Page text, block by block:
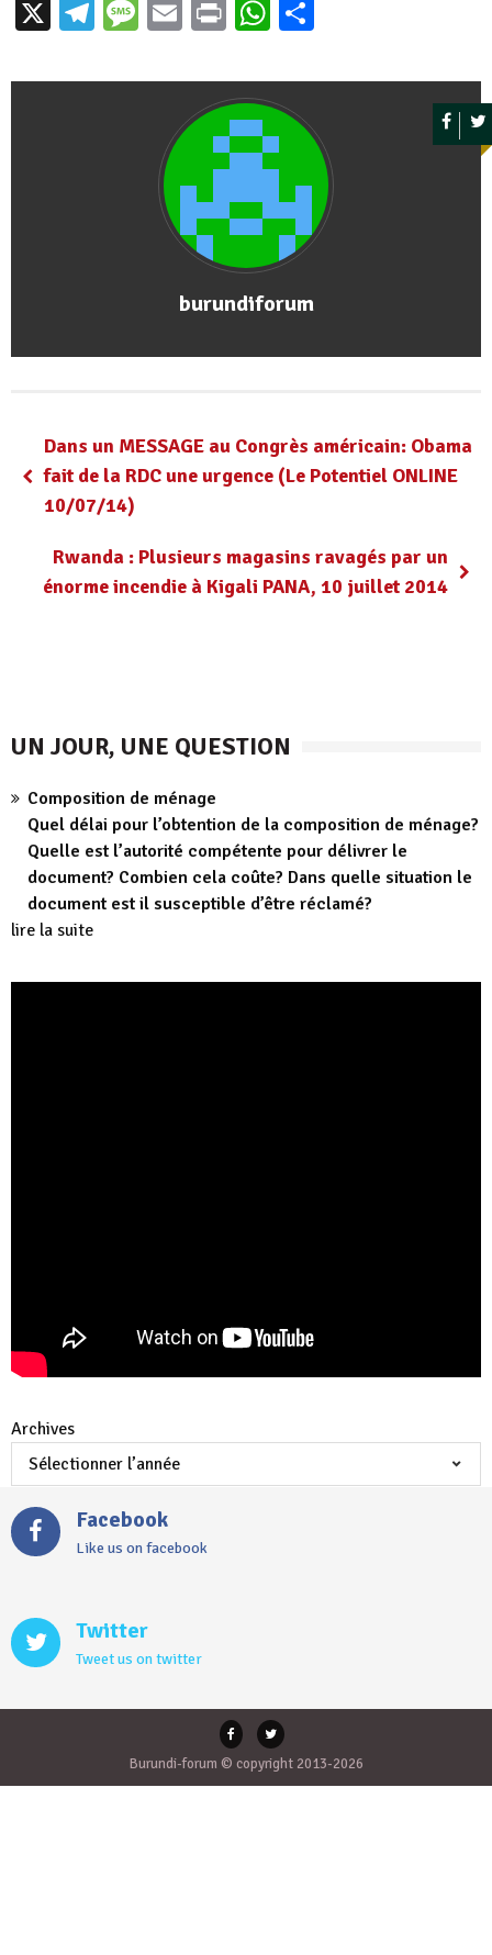
X Telegram
Message
EmailPrintWhatsApp
burundiforum
Dans un MESSAGE au Congrès américain: Obama
fait de la RDC une urgence (Le Potentiel ONLINE
10/07/14)
Rwanda : Plusieurs magasins ravagés par un
énorme incendie à Kigali PANA, 10 juillet 2014
UN JOUR, UNE QUESTION
Composition de ménage
Quel délai pour l’obtention de la composition de ménage?
Quelle est l’autorité compétente pour délivrer le
document? Combien cela coûte? Dans quelle situation le
document est il susceptible d’être réclamé?
lire la suite
Archives
Facebook
Like us on facebook
Twitter
Tweet us on twitter
Burundi-forum © copyright 2013-2026